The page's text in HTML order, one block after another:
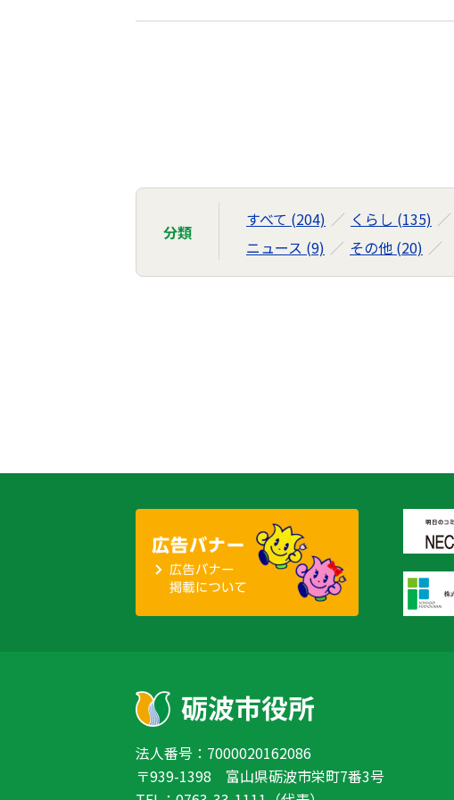
の
分類
すべて (204) くらし (135)
ニュース (9)
その他 (20)
法人番号：7000020162086
〒939-1398 富山県砺波市栄町7番3号